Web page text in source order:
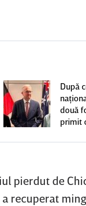
După
două
primit
pierdut de
recuperat